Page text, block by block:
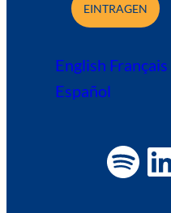
EINTRAGEN
English Français
Español
Spotify LinkedIn